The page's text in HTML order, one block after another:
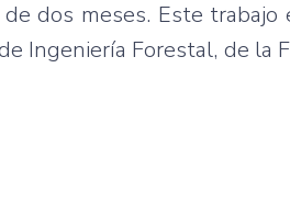
dos meses. Este
Ingeniería Forestal, de la